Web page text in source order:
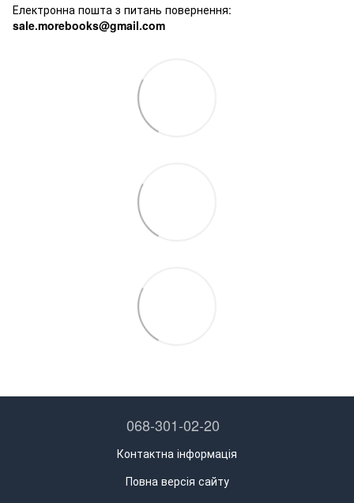
Електронна пошта з питань повернення:
sale.morebooks@gmail.com
068-301-02-20
Контактна інформація
Повна версія сайту